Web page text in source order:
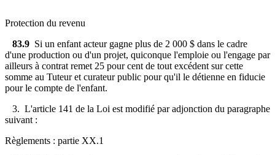
Protection du revenu
83.9 Si un enfant acteur gagne plus de 2 000 $ dans le cadre
d'une production ou d'un projet, quiconque l'emploie ou l'engage par
ailleurs à contrat remet 25 pour cent de tout excédent sur cette
somme au Tuteur et curateur public pour qu'il le détienne en fiducie
pour le compte de l'enfant.
3. L'article 141 de la Loi est modifié par adjonction du paragraphe
suivant :
Règlements : partie XX.1